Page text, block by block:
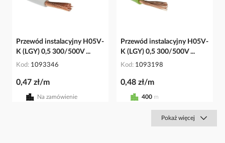
Przewód instalacyjny H05V-
K (LGY) 0,5 300/500V ...
Kod 1093346
0,47 zł/m
Na zamówienie
Przewód instalacyjny H05V-
K (LGY) 0,5 300/500V ...
Kod 1093198
0,48 zł/m
400 m
Pokaż więcej